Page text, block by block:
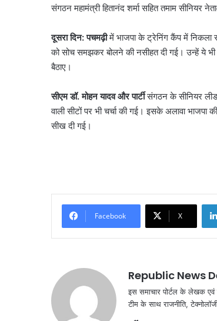
संगठन महामंत्री हितानंद शर्मा सहित तमाम सीनियर
दूसरा दिन: पचमढ़ीमें भाजपा के ट्रेनिंग कैंप में निकला
को सोच समझकर बोलने की नसीहत दी गई। उन्हें ये
बैठाए।
सीएम डॉ. मोहन यादव और पार्टीसंगठन के सीनियर
वाली सीटों पर भी चर्चा की गई। इसके अलावा भाजपा
सीख दी गई।
Facebook X
Republic News
इस समाचार पोर्टल के लेखक
टीम के साथ राजनीति,